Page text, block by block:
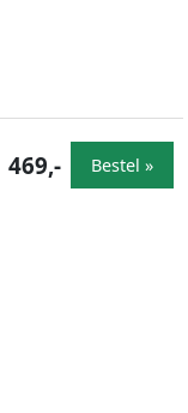
469,- Bestel »